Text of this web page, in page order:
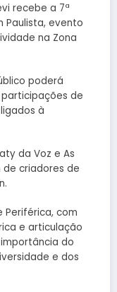
recebe a 7ª
Paulista, evento
na Zona
poderá
de
à
da Voz e As
de criadores de
Periférica, com
e articulação
do
e dos